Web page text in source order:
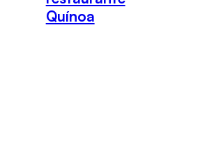
Quínoa